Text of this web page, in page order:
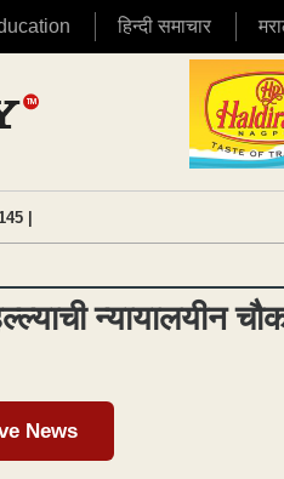
हिन्दी समाचार
|
न्यायालयीन
News